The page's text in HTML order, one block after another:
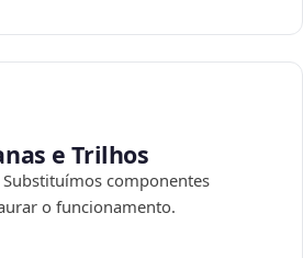
e Trilhos
componentes
o funcionamento.